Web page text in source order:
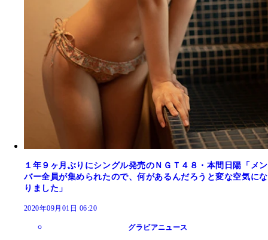
１年９ヶ月ぶりにシングル発売のＮＧＴ４８・本間日陽「メン
バー全員が集められたので、何があるんだろうと変な空気にな
りました」
2020年09月01日 06:20
グラビアニュース